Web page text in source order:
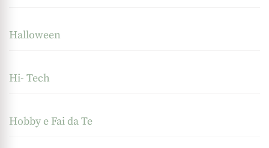
Halloween
Hi- Tech
Hobby e Fai da Te